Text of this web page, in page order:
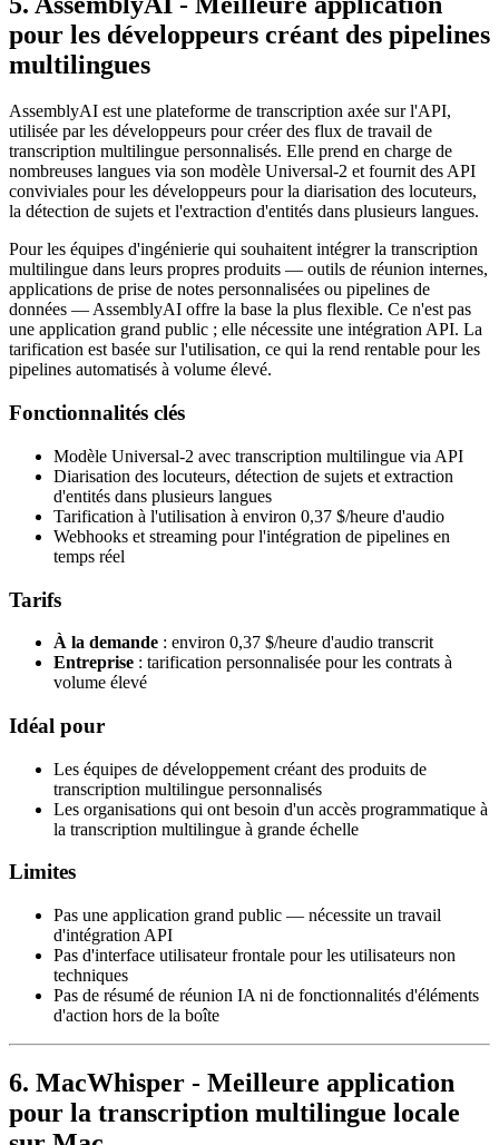
pour les développeurs créant des pipelines
multilingues
AssemblyAI est une plateforme de transcription axée sur l'API,
utilisée par les développeurs pour créer des flux de travail de
transcription multilingue personnalisés. Elle prend en charge de
nombreuses langues via son modèle Universal-2 et fournit des API
conviviales pour les développeurs pour la diarisation des locuteurs,
la détection de sujets et l'extraction d'entités dans plusieurs langues.
Pour les équipes d'ingénierie qui souhaitent intégrer la transcription
multilingue dans leurs propres produits — outils de réunion internes,
applications de prise de notes personnalisées ou pipelines de
données — AssemblyAI offre la base la plus flexible. Ce n'est pas
une application grand public ; elle nécessite une intégration API. La
tarification est basée sur l'utilisation, ce qui la rend rentable pour les
pipelines automatisés à volume élevé.
Fonctionnalités clés
Modèle Universal-2 avec transcription multilingue via API
Diarisation des locuteurs, détection de sujets et extraction
d'entités dans plusieurs langues
Tarification à l'utilisation à environ 0,37 $/heure d'audio
Webhooks et streaming pour l'intégration de pipelines en
temps réel
Tarifs
À la demande : environ 0,37 $/heure d'audio transcrit
Entreprise : tarification personnalisée pour les contrats à
volume élevé
Idéal pour
Les équipes de développement créant des produits de
transcription multilingue personnalisés
Les organisations qui ont besoin d'un accès programmatique à
la transcription multilingue à grande échelle
Limites
Pas une application grand public — nécessite un travail
d'intégration API
Pas d'interface utilisateur frontale pour les utilisateurs non
techniques
Pas de résumé de réunion IA ni de fonctionnalités d'éléments
d'action hors de la boîte
6. MacWhisper - Meilleure application
pour la transcription multilingue locale